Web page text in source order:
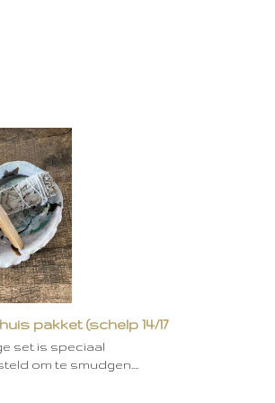
pakket (schelp 14/17
set is speciaal
om te smudgen.…